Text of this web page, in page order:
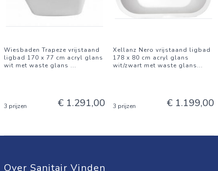
Wiesbaden Trapeze vrijstaand
ligbad 170 x 77 cm acryl glans
wit met waste glans ...
3 prijzen € 1.291,00
Xellanz Nero vrijstaand ligbad
178 x 80 cm acryl glans
wit/zwart met waste glans...
3 prijzen € 1.199,00
Over Sanitair Vinden